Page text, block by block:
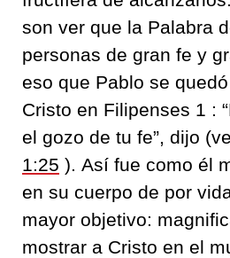
son ver que la Palabra
personas de gran fe y
eso que Pablo se
Cristo en Filipenses 1 :
el gozo de tu fe”, dijo
1:25 ). Así fue como él
en su cuerpo de por
mayor objetivo:
mostrar a Cristo en el